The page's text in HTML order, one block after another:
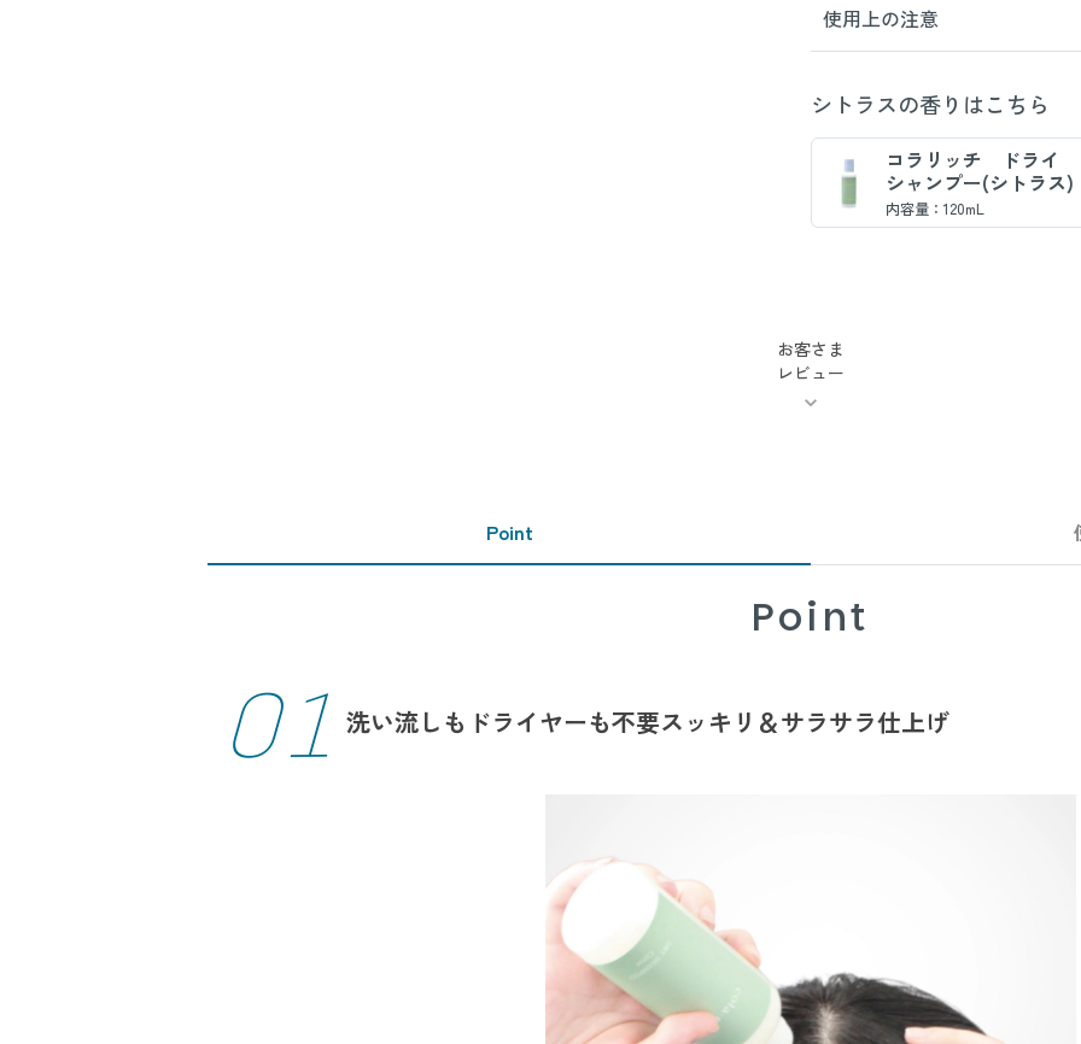
使用上の注意
シトラスの香りはこちら
コラリッチ ドライ
シャンプー(シトラス)
内容量：120mL
お客さま
レビュー
Point
Point
01洗い流しもドライヤーも不要スッキリ＆サラサラ仕上げ